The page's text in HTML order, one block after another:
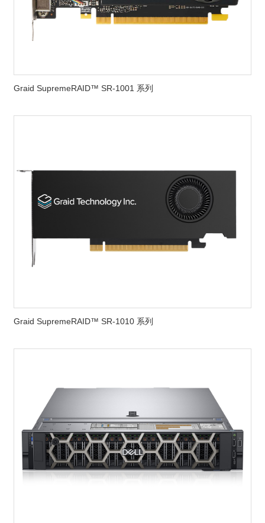
Graid SupremeRAID™ SR-1001 系列
Graid SupremeRAID™ SR-1010 系列